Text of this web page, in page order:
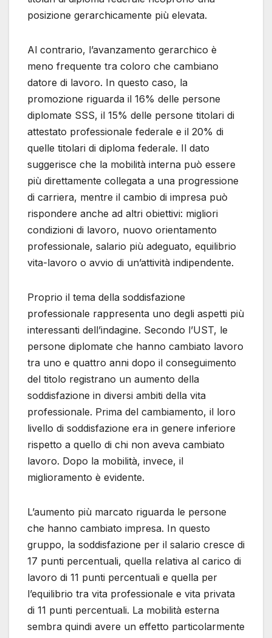
posizione gerarchicamente più elevata.
Al contrario, l’avanzamento gerarchico è
meno frequente tra coloro che cambiano
datore di lavoro. In questo caso, la
promozione riguarda il 16% delle persone
diplomate SSS, il 15% delle persone titolari di
attestato professionale federale e il 20% di
quelle titolari di diploma federale. Il dato
suggerisce che la mobilità interna può essere
più direttamente collegata a una progressione
di carriera, mentre il cambio di impresa può
rispondere anche ad altri obiettivi: migliori
condizioni di lavoro, nuovo orientamento
professionale, salario più adeguato, equilibrio
vita-lavoro o avvio di un’attività indipendente.
Proprio il tema della soddisfazione
professionale rappresenta uno degli aspetti più
interessanti dell’indagine. Secondo l’UST, le
persone diplomate che hanno cambiato lavoro
tra uno e quattro anni dopo il conseguimento
del titolo registrano un aumento della
soddisfazione in diversi ambiti della vita
professionale. Prima del cambiamento, il loro
livello di soddisfazione era in genere inferiore
rispetto a quello di chi non aveva cambiato
lavoro. Dopo la mobilità, invece, il
miglioramento è evidente.
L’aumento più marcato riguarda le persone
che hanno cambiato impresa. In questo
gruppo, la soddisfazione per il salario cresce di
17 punti percentuali, quella relativa al carico di
lavoro di 11 punti percentuali e quella per
l’equilibrio tra vita professionale e vita privata
di 11 punti percentuali. La mobilità esterna
sembra quindi avere un effetto particolarmente